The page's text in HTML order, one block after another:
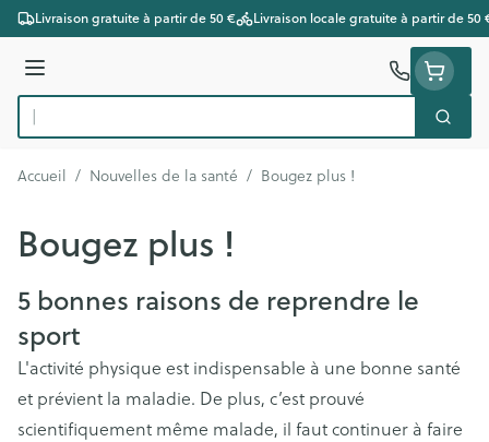
Aller au contenu
Livraison gratuite à partir de 50 € Livraison locale gratuite à partir de 50
Menu
Rechercher
Accueil / Nouvelles de la santé / Bougez plus !
Bougez plus !
5 bonnes raisons de reprendre le
sport
L'activité physique est indispensable à une bonne santé
et prévient la maladie. De plus, c’est prouvé
scientifiquement même malade, il faut continuer à faire